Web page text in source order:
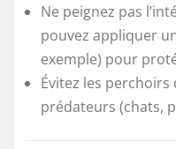
Ne peignez pas
pouvez appliquer
exemple) pour
Évitez les perchoirs
prédateurs (chats,